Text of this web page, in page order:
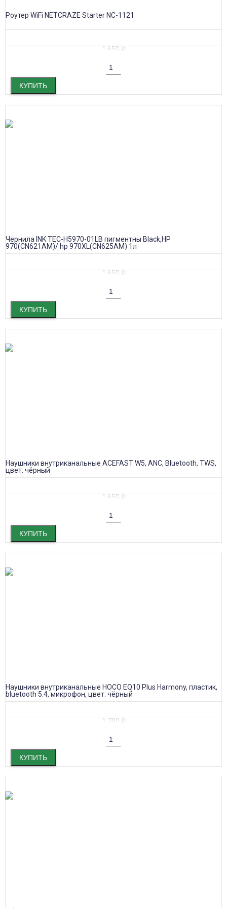
Роутер WiFi NETCRAZE Starter NC-1121
1 650 ₽
КУПИТЬ
Чернила INK TEC-H5970-01LB пигментны Black,HP
970(CN621AM)/ hp 970XL(CN625AM) 1л
1 650 ₽
КУПИТЬ
Наушники внутриканальные ACEFAST W5, ANC, Bluetooth, TWS,
цвет: чёрный
1 650 ₽
КУПИТЬ
Наушники внутриканальные HOCO EQ10 Plus Harmony, пластик,
bluetooth 5.4, микрофон, цвет: чёрный
1 700 ₽
КУПИТЬ